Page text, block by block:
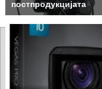
постпродукцијата